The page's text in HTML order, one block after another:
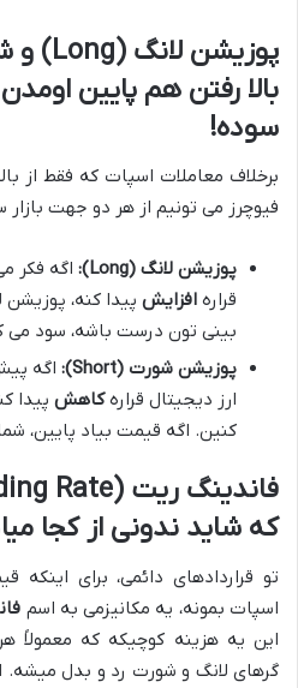
بالا رفتن هم پایین
سوده!
برخلاف معاملات اسپات که فقط از
فیوچرز می تونیم از هر دو جهت
پوزیشن لانگ (Long):
اگه فکر
قراره افزایش پیدا کنه،
بینی تون درست باشه، سود می
پوزیشن شورت (Short):
اگه
ارز دیجیتال قرارهکاهش پیدا
کنین. اگه قیمت بیاد پایین،
که شاید ندونی از کجا
تو قراردادهای دائمی، برای
اسپات بمونه، یه مکانیزمی به اسم
گرهای لانگ و شورت رد و بدل میشه.